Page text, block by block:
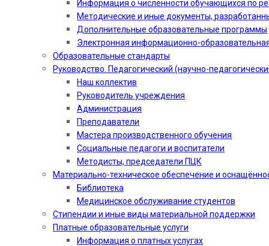
Информация о численности обучающихся по
Методические и иные документы,
Дополнительные образовательные программы
Электронная информационно-
Образовательные стандарты
Руководство. Педагогический (научно-
Наш коллектив
Руководитель учреждения
Администрация
Преподаватели
Мастера производственного обучения
Социальные педагоги и воспитатели​
Методисты, председатели ПЦК
Материально-техническое обеспечение и
Библиотека
Медицинское обслуживание студентов
Стипендии и иные виды материальной поддержки
Платные образовательные услуги
Информация о платных услугах